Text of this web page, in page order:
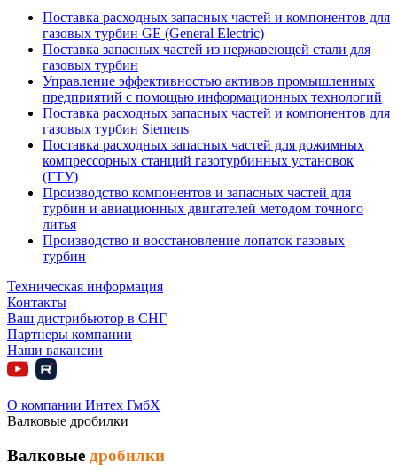
Поставка расходных запасных частей и компонентов для
газовых турбин GE (General Electric)
Поставка запасных частей из нержавеющей стали для
газовых турбин
Управление эффективностью активов промышленных
предприятий с помощью информационных технологий
Поставка расходных запасных частей и компонентов для
газовых турбин Siemens
Поставка расходных запасных частей для дожимных
компрессорных станций газотурбинных установок
(ГТУ)
Производство компонентов и запасных частей для
турбин и авиационных двигателей методом точного
литья
Производство и восстановление лопаток газовых
турбин
Техническая информация
Контакты
Ваш дистрибьютор в СНГ
Партнеры компании
Наши вакансии
О компании Интех ГмбХ
Валковые дробилки
Валковые дробилки